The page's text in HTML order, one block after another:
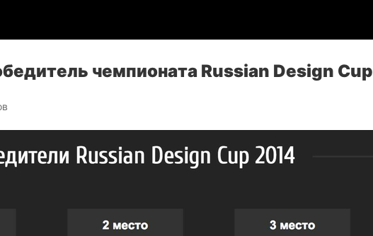
чемпионата Russian Design Cup